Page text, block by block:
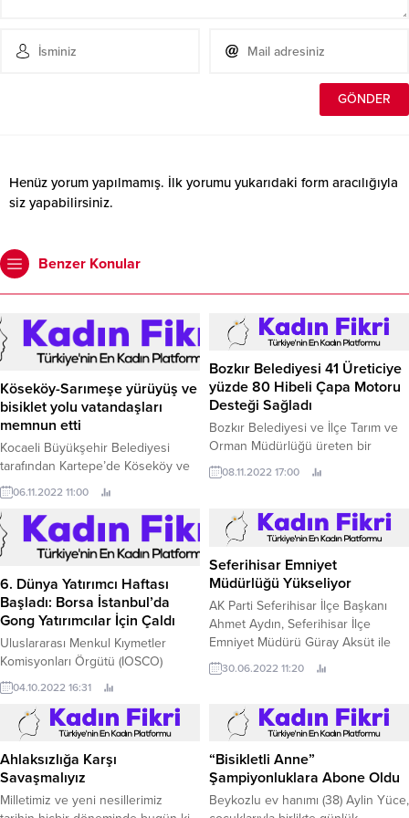
Henüz yorum yapılmamış. İlk yorumu yukarıdaki form aracılığıyla
siz yapabilirsiniz.
Benzer Konular
Köseköy-Sarımeşe yürüyüş ve
bisiklet yolu vatandaşları
memnun etti
Kocaeli Büyükşehir Belediyesi
tarafından Kartepe’de Köseköy ve
Sarımeşe arasında yapılan yürüyüş
ve bisiklet yolundan vatandaşlar
çok memnun.
06.11.2022 11:00
Bozkır Belediyesi 41 Üreticiye
yüzde 80 Hibeli Çapa Motoru
Desteği Sağladı
Bozkır Belediyesi ve İlçe Tarım ve
Orman Müdürlüğü üreten bir
Bozkır şuuruyla üreticilere
desteğine devam ediyor.
08.11.2022 17:00
6. Dünya Yatırımcı Haftası
Başladı: Borsa İstanbul’da
Gong Yatırımcılar İçin Çaldı
Uluslararası Menkul Kıymetler
Komisyonları Örgütü (IOSCO)
tarafından organize edilen ve bu yıl
altıncısı kutlanacak olan Dünya
Yatırımcı Haftası, Borsa İstanbul’da
gerçekleştirilen Gong Töreni ile
başladı.
04.10.2022 16:31
Seferihisar Emniyet
Müdürlüğü Yükseliyor
AK Parti Seferihisar İlçe Başkanı
Ahmet Aydın, Seferihisar İlçe
Emniyet Müdürü Güray Aksüt ile
birlikte inşaatı devam eden
Seferihisar İlçe Emniyet Müdürlüğü
inceledi.
30.06.2022 11:20
Ahlaksızlığa Karşı
Savaşmalıyız
Milletimiz ve yeni nesillerimiz
tarihin hiçbir döneminde bugün ki
“Bisikletli Anne”
Şampiyonluklara Abone Oldu
Beykozlu ev hanımı (38) Aylin Yüce,